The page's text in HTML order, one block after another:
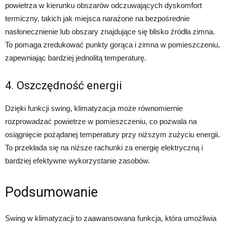
powietrza w kierunku obszarów odczuwających dyskomfort
termiczny, takich jak miejsca narażone na bezpośrednie
nasłonecznienie lub obszary znajdujące się blisko źródła zimna.
To pomaga zredukować punkty gorąca i zimna w pomieszczeniu,
zapewniając bardziej jednolitą temperaturę.
4. Oszczędność energii
Dzięki funkcji swing, klimatyzacja może równomiernie
rozprowadzać powietrze w pomieszczeniu, co pozwala na
osiągnięcie pożądanej temperatury przy niższym zużyciu energii.
To przekłada się na niższe rachunki za energię elektryczną i
bardziej efektywne wykorzystanie zasobów.
Podsumowanie
Swing w klimatyzacji to zaawansowana funkcja, która umożliwia